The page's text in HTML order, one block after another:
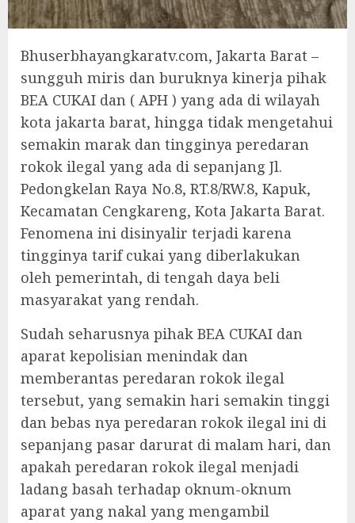
Bhuserbhayangkaratv.com, Jakarta Barat –
sungguh miris dan buruknya kinerja pihak
BEA CUKAI dan ( APH ) yang ada di wilayah
kota jakarta barat, hingga tidak mengetahui
semakin marak dan tingginya peredaran
rokok ilegal yang ada di sepanjang Jl.
Pedongkelan Raya No.8, RT.8/RW.8, Kapuk,
Kecamatan Cengkareng, Kota Jakarta Barat.
Fenomena ini disinyalir terjadi karena
tingginya tarif cukai yang diberlakukan
oleh pemerintah, di tengah daya beli
masyarakat yang rendah.
Sudah seharusnya pihak BEA CUKAI dan
aparat kepolisian menindak dan
memberantas peredaran rokok ilegal
tersebut, yang semakin hari semakin tinggi
dan bebas nya peredaran rokok ilegal ini di
sepanjang pasar darurat di malam hari, dan
apakah peredaran rokok ilegal menjadi
ladang basah terhadap oknum-oknum
aparat yang nakal yang mengambil